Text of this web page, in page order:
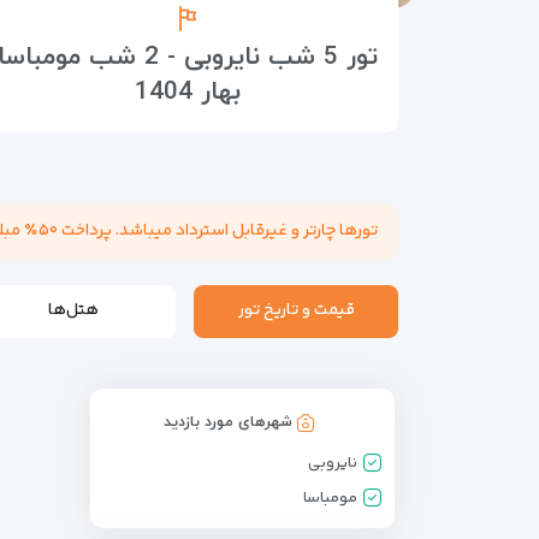
تور 5 شب نایروبی - 2 شب
بهار 1404
تورها چارتر و غیرقابل استرداد میباشد. پرداخت ۵۰٪ مبلغ تور هنگام عقد قرارداد الزامی میباشد. مسئولیت کنترل پاسپورت بابت هرگونه ممنوعیت خروج از کشور به عهده مسافر میباشد.
قیمت و تاریخ تور هتل‌ها
شهرهای مورد بازدید
نایروبی
مومباسا